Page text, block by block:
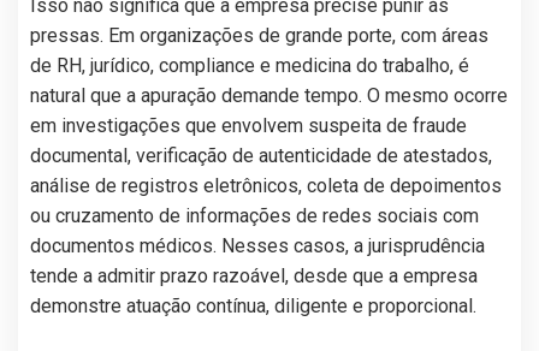
Isso não significa que a empresa precise punir às
pressas. Em organizações de grande porte, com áreas
de RH, jurídico, compliance e medicina do trabalho, é
natural que a apuração demande tempo. O mesmo ocorre
em investigações que envolvem suspeita de fraude
documental, verificação de autenticidade de atestados,
análise de registros eletrônicos, coleta de depoimentos
ou cruzamento de informações de redes sociais com
documentos médicos. Nesses casos, a jurisprudência
tende a admitir prazo razoável, desde que a empresa
demonstre atuação contínua, diligente e proporcional.